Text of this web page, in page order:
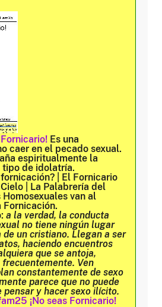
Es una
caer en el pecado sexual.
espiritualmente la
tipo de idolatría.
| El Fornicario
| La Palabrería del
van al
Fornicación.
a la verdad, la conducta
no tiene ningún lugar
un cristiano. Llegan a ser
haciendo encuentros
que se antoja,
Ven
constantemente de sexo
parece que no puede
y hacer sexo ilícito.
¡No seas Fornicario!